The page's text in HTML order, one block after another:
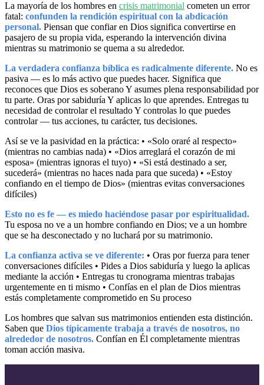
La mayoría de los hombres en crisis matrimonial cometen un error
fatal: confunden la rendición espiritual con la abdicación
personal. Piensan que confiar en Dios significa convertirse en
pasajero de su propia vida, esperando la intervención divina
mientras su matrimonio se quema a su alrededor.
La verdadera confianza bíblica es radicalmente diferente. No es
pasiva — es lo más activo que puedes hacer. Significa que
reconoces que Dios es soberano Y asumes plena responsabilidad por
tu parte. Oras por sabiduría Y aplicas lo que aprendes. Entregas tu
necesidad de controlar el resultado Y controlas lo que puedes
controlar — tus acciones, tu carácter, tus decisiones.
Así se ve la pasividad en la práctica: • «Solo oraré al respecto»
(mientras no cambias nada) • «Dios arreglará el corazón de mi
esposa» (mientras ignoras el tuyo) • «Si está destinado a ser,
sucederá» (mientras no haces nada para que suceda) • «Estoy
confiando en el tiempo de Dios» (mientras evitas conversaciones
difíciles)
Esto no es fe — es miedo haciéndose pasar por espiritualidad.
Tu esposa no ve a un hombre confiando en Dios; ve a un hombre
que se ha desconectado y no luchará por su matrimonio.
La confianza activa se ve diferente: • Oras por fuerza para tener
conversaciones difíciles • Pides a Dios sabiduría y luego la aplicas
mediante la acción • Entregas tu cronograma mientras trabajas
urgentemente en ti mismo • Confías en el plan de Dios mientras
estás completamente comprometido en Su proceso
Los hombres que salvan sus matrimonios entienden esta distinción.
Saben que Dios típicamente trabaja a través de nosotros, no
alrededor de nosotros. Confían en Él completamente mientras
toman acción masiva.